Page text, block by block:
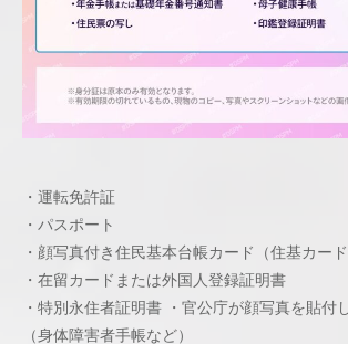
・運転免許証
・パスポート
・顔写真付き住⺠基本台帳カード（住基カード
・在留カードまたは外国⼈登録証明書
・特別永住者証明書 ・官公庁が顔写真を貼付
（⾝体障害者⼿帳など）